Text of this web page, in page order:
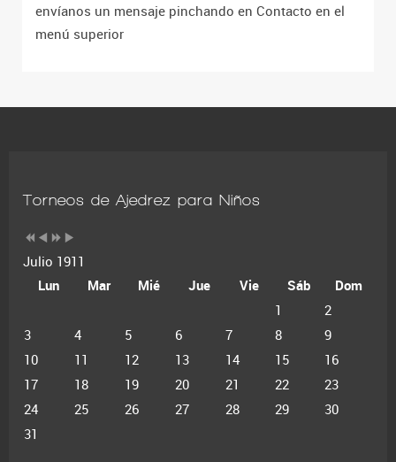
envíanos un mensaje pinchando en Contacto en el
menú superior
Torneos de Ajedrez para Niños
Julio 1911
Lun
Mar Mié Jue Vie Sáb
Dom
1
2
3
4 5 6 7 8
9
10
11 12 13 14 15
16
17
18 19 20 21 22
23
24
25 26 27 28 29
30
31